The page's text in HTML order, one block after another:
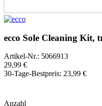
ecco Sole Cleaning Kit,
Artikel-Nr.: 5066913
29,99 €
30-Tage-Bestpreis: 23,99 €
Anzahl